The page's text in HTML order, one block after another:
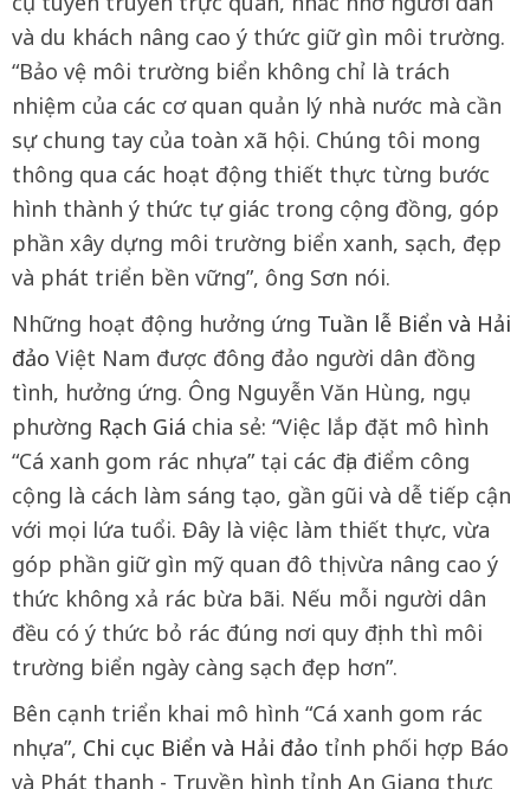
và du khách nâng cao ý thức giữ gìn môi trường.
“Bảo vệ môi trường biển không chỉ là trách
nhiệm của các cơ quan quản lý nhà nước mà cần
sự chung tay của toàn xã hội. Chúng tôi mong
thông qua các hoạt động thiết thực từng bước
hình thành ý thức tự giác trong cộng đồng, góp
phần xây dựng môi trường biển xanh, sạch, đẹp
và phát triển bền vững”, ông Sơn nói.
Những hoạt động hưởng ứng Tuần lễ Biển và Hải
đảo Việt Nam được đông đảo người dân đồng
tình, hưởng ứng. Ông Nguyễn Văn Hùng, ngụ
phường Rạch Giá chia sẻ: “Việc lắp đặt mô hình
“Cá xanh gom rác nhựa” tại các địa điểm công
cộng là cách làm sáng tạo, gần gũi và dễ tiếp cận
với mọi lứa tuổi. Đây là việc làm thiết thực, vừa
góp phần giữ gìn mỹ quan đô thị vừa nâng cao ý
thức không xả rác bừa bãi. Nếu mỗi người dân
đều có ý thức bỏ rác đúng nơi quy định thì môi
trường biển ngày càng sạch đẹp hơn”.
Bên cạnh triển khai mô hình “Cá xanh gom rác
nhựa”, Chi cục Biển và Hải đảo tỉnh phối hợp Báo
và Phát thanh - Truyền hình tỉnh An Giang thực